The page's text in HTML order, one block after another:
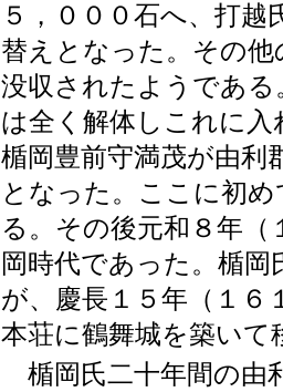
５，０００石へ、打越
替えとなった。その
没収されたようであ
は全く解体しこれに
楯岡豊前守満茂が由利
となった。ここに初
る。その後元和８年（
岡時代であった。楯
が、慶長１５年（１６
本荘に鶴舞城を築いて
楯岡氏二十年間の由